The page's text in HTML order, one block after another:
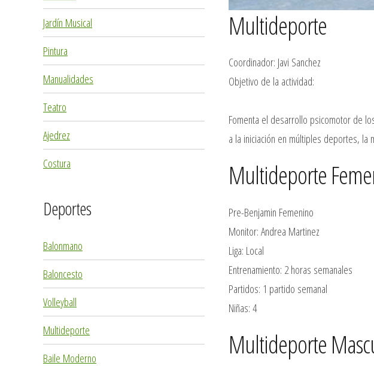
Jardín Musical
Pintura
Manualidades
Teatro
Ajedrez
Costura
Deportes
Balonmano
Baloncesto
Volleyball
Multideporte
Baile Moderno
Multideporte
Coordinador: Javi Sanchez
Objetivo de la actividad:
Fomenta el desarrollo psicomotor de
a la iniciación en múltiples deportes, la
Multideporte
Pre-Benjamin Femenino
Monitor: Andrea Martinez
Liga: Local
Entrenamiento: 2 horas semanales
Partidos: 1 partido semanal
Niñas: 4
Multideporte